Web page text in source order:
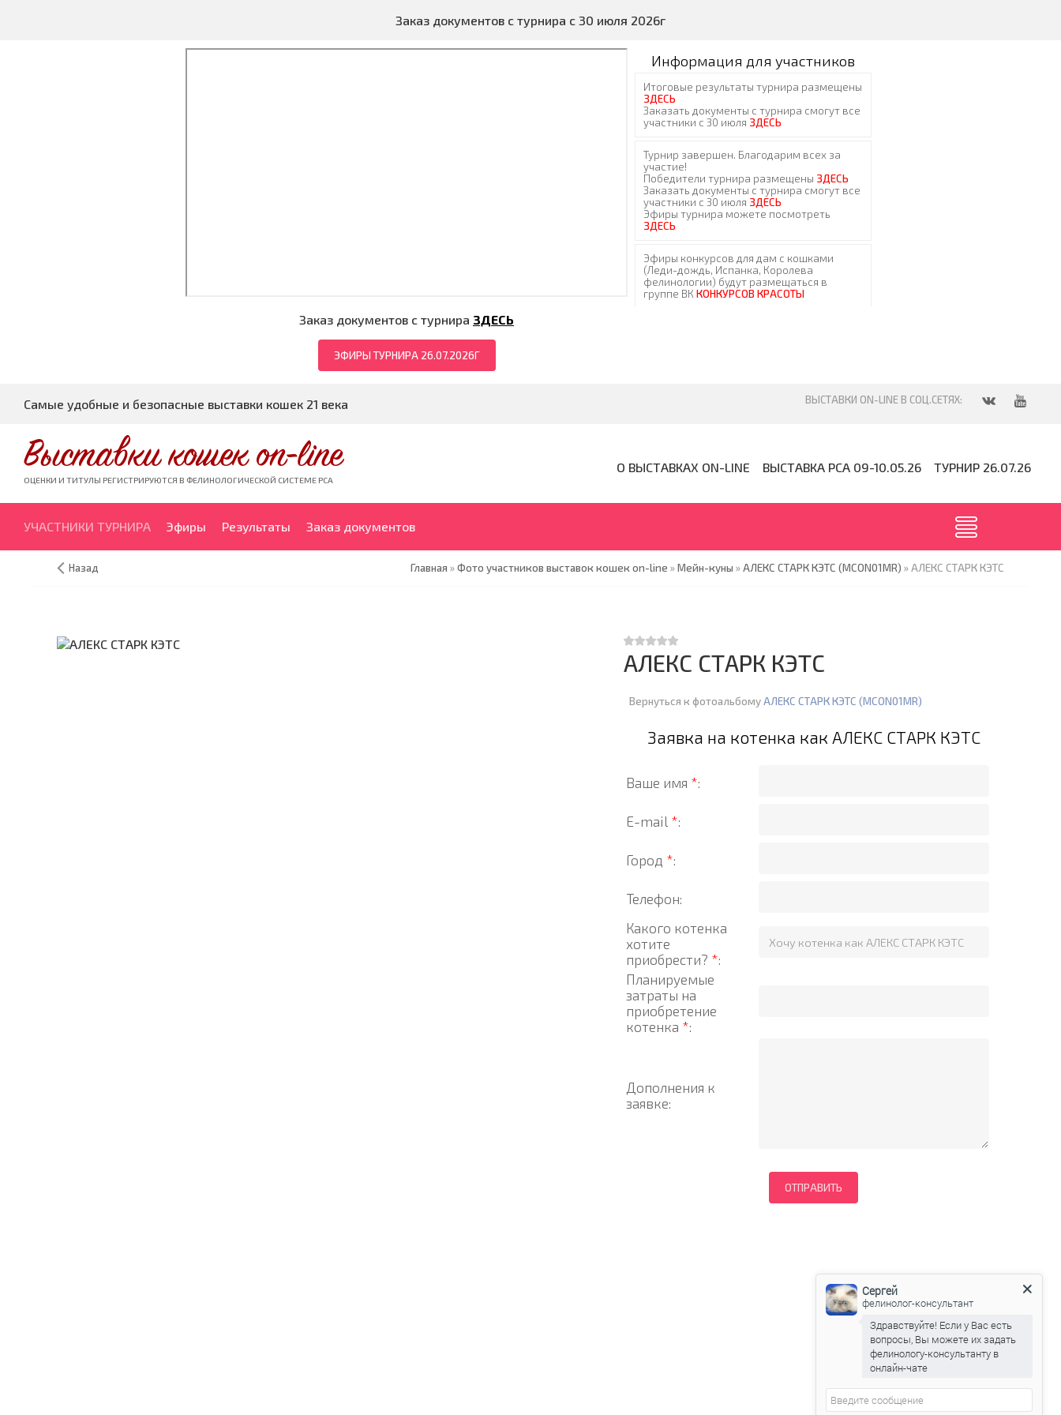
Заказ документов с турнира с 30 июля 2026г
Заказ документов с турнира ЗДЕСЬ
ЭФИРЫ ТУРНИРА 26.07.2026Г
Информация для участников
Самые удобные и безопасные выставки кошек 21 века
Выставки кошек on-line
ОЦЕНКИ И ТИТУЛЫ РЕГИСТРИРУЮТСЯ В ФЕЛИНОЛОГИЧЕСКОЙ СИСТЕМЕ PCA
О ВЫСТАВКАХ ON-LINE ВЫСТАВКА PCA 09-10.05.26 ТУРНИР 26.07.26
УЧАСТНИКИ ТУРНИРА Эфиры Результаты Заказ документов
Назад Главная »Фото участников выставок кошек on-line »Мейн-куны »АЛЕКС СТАРК КЭТС (MCON01MR) » АЛЕКС СТАРК КЭТС
АЛЕКС СТАРК КЭТС
Вернуться к фотоальбому АЛЕКС СТАРК КЭТС (MCON01MR)
Заявка на котенка как АЛЕКС СТАРК КЭТС
Ваше имя *:
E-mail *:
Город *:
Телефон:
Какого котенка
хотите
приобрести? *:
Планируемые
затраты на
приобретение
котенка *:
Дополнения к
заявке:
Сергей
фелинолог-консультант
Здравствуйте! Если у Вас есть
вопросы, Вы можете их задать
фелинологу-консультанту в
онлайн-чате